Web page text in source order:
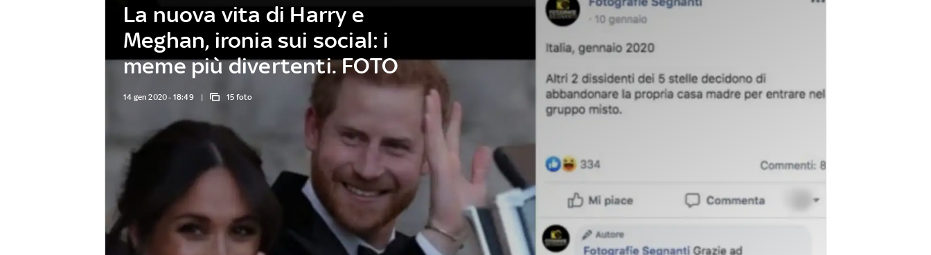
La nuova vita di Harry e
Meghan, ironia sui social: i
meme più divertenti. FOTO
14 gen 2020 - 18:49 15 foto